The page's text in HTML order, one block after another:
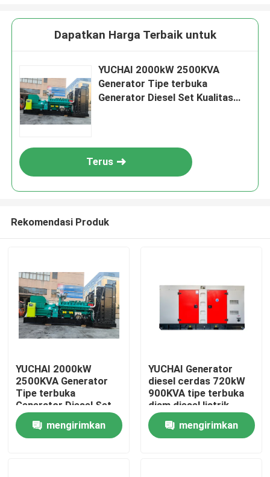
Rumah
Produk
Dapatkan Harga Terbaik untuk
YUCHAI 2000kW 2500KVA
Generator Tipe terbuka
Generator Diesel Set Kualitas
Terus
Rekomendasi Produk
YUCHAI 2000kW
2500KVA Generator
Tipe terbuka
Generator Diesel Set
Kualitas baik Harga
rendah Generator
tenaga gas alam
mengirimkan
YUCHAI Generator
diesel cerdas 720kW
900KVA tipe terbuka
diam diesel listrik
membuat generator
720kWmengirimkan